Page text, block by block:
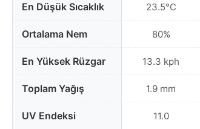
En Düşük Sıcaklık
Ortalama Nem
En Yüksek Rüzgar
Toplam Yağış
UV Endeksi
23.5°C
80%
13.3 kph
1.9 mm
11.0